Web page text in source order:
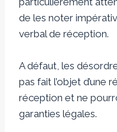
de les noter
verbal de réception.
A défaut, les
pas fait l’objet d’une
réception et ne
garanties légales.